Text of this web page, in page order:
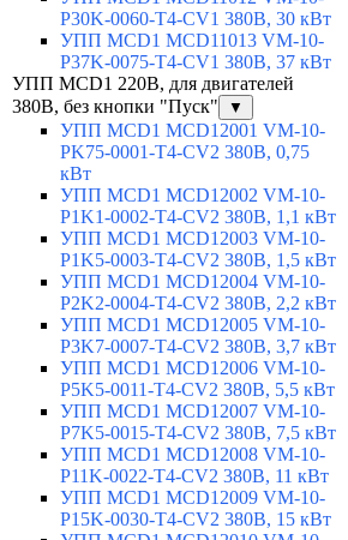
P30K-0060-T4-CV1 380В, 30 кВт
УПП MCD1 MCD11013 VM-10-
P37K-0075-T4-CV1 380В, 37 кВт
УПП MCD1 220В, для двигателей
380В, без кнопки "Пуск"
▼
УПП MCD1 MCD12001 VM-10-
PK75-0001-T4-CV2 380В, 0,75
кВт
УПП MCD1 MCD12002 VM-10-
P1K1-0002-T4-CV2 380В, 1,1 кВт
УПП MCD1 MCD12003 VM-10-
P1K5-0003-T4-CV2 380В, 1,5 кВт
УПП MCD1 MCD12004 VM-10-
P2K2-0004-T4-CV2 380В, 2,2 кВт
УПП MCD1 MCD12005 VM-10-
P3K7-0007-T4-CV2 380В, 3,7 кВт
УПП MCD1 MCD12006 VM-10-
P5K5-0011-T4-CV2 380В, 5,5 кВт
УПП MCD1 MCD12007 VM-10-
P7K5-0015-T4-CV2 380В, 7,5 кВт
УПП MCD1 MCD12008 VM-10-
P11K-0022-T4-CV2 380В, 11 кВт
УПП MCD1 MCD12009 VM-10-
P15K-0030-T4-CV2 380В, 15 кВт